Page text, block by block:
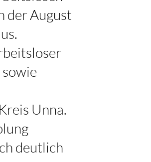
der August
Unna.
deutlich